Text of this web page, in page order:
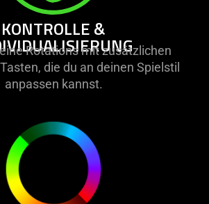
KONTROLLE &
Rotations mit zusätzlichen
die du an deinen Spielstil
anpassen kannst.